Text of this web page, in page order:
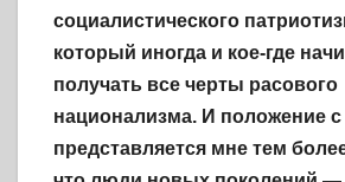
социалистического
который иногда и кое-где
получать все черты расового
национализма. И положение с
представляется мне тем